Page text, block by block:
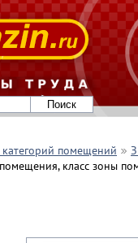
помещений
класс зоны